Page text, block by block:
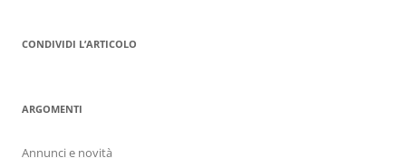
CONDIVIDI L’ARTICOLO
ARGOMENTI
Annunci e novità